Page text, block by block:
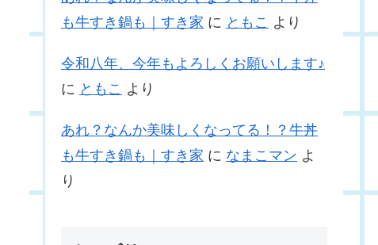
も牛すき鍋も｜すき家 に ともこ より
令和八年、今年もよろしくお願いします♪
に ともこ より
あれ？なんか美味しくなってる！？牛丼
も牛すき鍋も｜すき家 に なまこマン よ
り